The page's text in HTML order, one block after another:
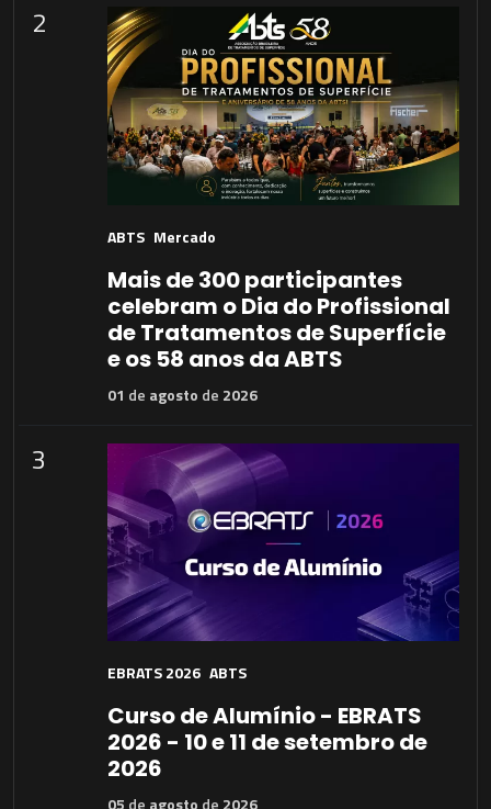
2
ABTS Mercado
Mais de 300 participantes
celebram o Dia do Profissional
de Tratamentos de Superfície
e os 58 anos da ABTS
01 de agosto de 2026
3
EBRATS 2026 ABTS
Curso de Alumínio - EBRATS
2026 - 10 e 11 de setembro de
2026